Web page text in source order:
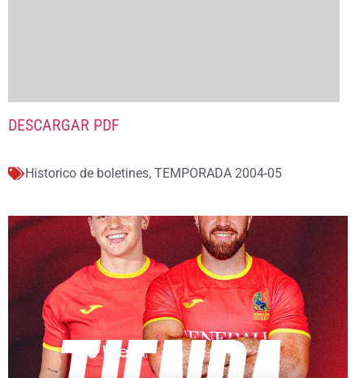
DESCARGAR PDF
Historico de boletines, TEMPORADA 2004-05